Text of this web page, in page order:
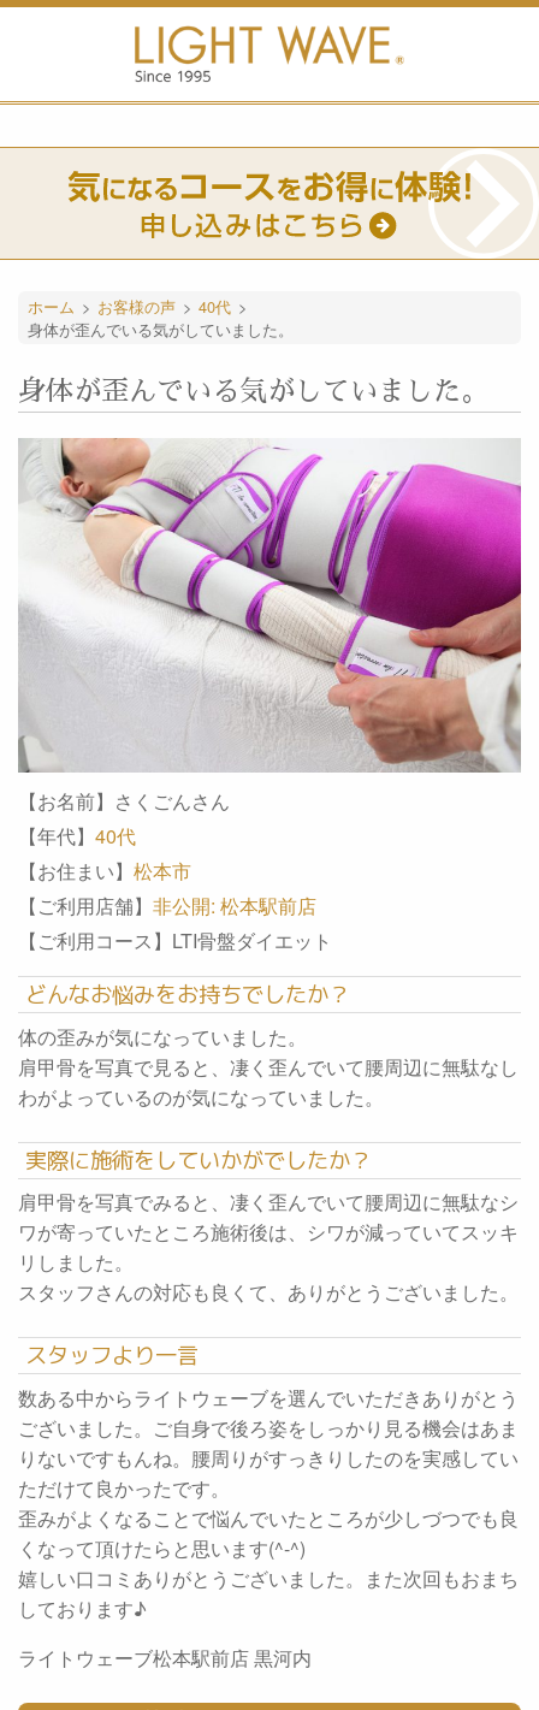
ホーム > お客様の声 > 40代 >
身体が歪んでいる気がしていました。
身体が歪んでいる気がしていました。
【お名前】さくごんさん
【年代】 40代
【お住まい】 松本市
【ご利用店舗】 非公開: 松本駅前店
【ご利用コース】LTI骨盤ダイエット
どんなお悩みをお持ちでしたか？
体の歪みが気になっていました。
肩甲骨を写真で見ると、凄く歪んでいて腰周辺に無駄なし
わがよっているのが気になっていました。
実際に施術をしていかがでしたか？
肩甲骨を写真でみると、凄く歪んでいて腰周辺に無駄なシ
ワが寄っていたところ施術後は、シワが減っていてスッキ
リしました。
スタッフさんの対応も良くて、ありがとうございました。
スタッフより一言
数ある中からライトウェーブを選んでいただきありがとう
ございました。ご自身で後ろ姿をしっかり見る機会はあま
りないですもんね。腰周りがすっきりしたのを実感してい
ただけて良かったです。
歪みがよくなることで悩んでいたところが少しづつでも良
くなって頂けたらと思います(^-^)
嬉しい口コミありがとうございました。また次回もおまち
しております♪
ライトウェーブ松本駅前店 黒河内